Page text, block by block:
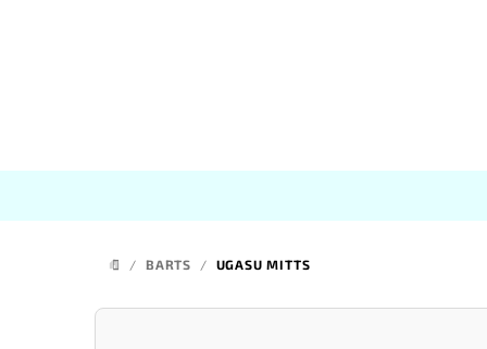
DOMOV
/ BARTS / UGASU MITTS
B